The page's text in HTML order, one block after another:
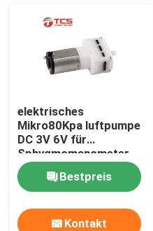
Zu Hause
elektrisches
Mikro80Kpa luftpumpe
DC 3V 6V für
Sphygmomanometer
Bestpreis
Kontakt